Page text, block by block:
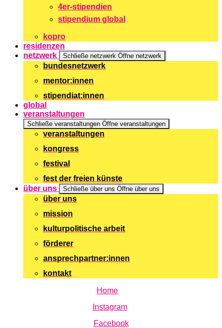
4er-stipendien
stipendium global
kopro
residenzen
netzwerk
Schließe netzwerk Öffne netzwerk
bundesnetzwerk
mentor:innen
stipendiat:innen
global
veranstaltungen
Schließe veranstaltungen Öffne veranstaltungen
veranstaltungen
kongress
festival
fest der freien künste
über uns
Schließe über uns Öffne über uns
über uns
mission
kulturpolitische arbeit
förderer
ansprechpartner:innen
kontakt
Home
Instagram
Facebook